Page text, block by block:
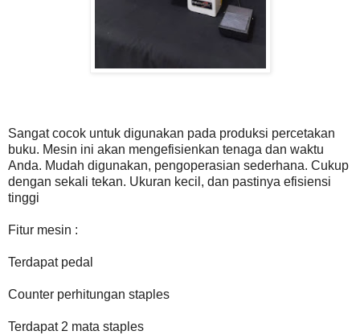
Sangat cocok untuk digunakan pada produksi percetakan
buku. Mesin ini akan mengefisienkan tenaga dan waktu
Anda. Mudah digunakan, pengoperasian sederhana. Cukup
dengan sekali tekan. Ukuran kecil, dan pastinya efisiensi
tinggi
Fitur mesin :
Terdapat pedal
Counter perhitungan staples
Terdapat 2 mata staples